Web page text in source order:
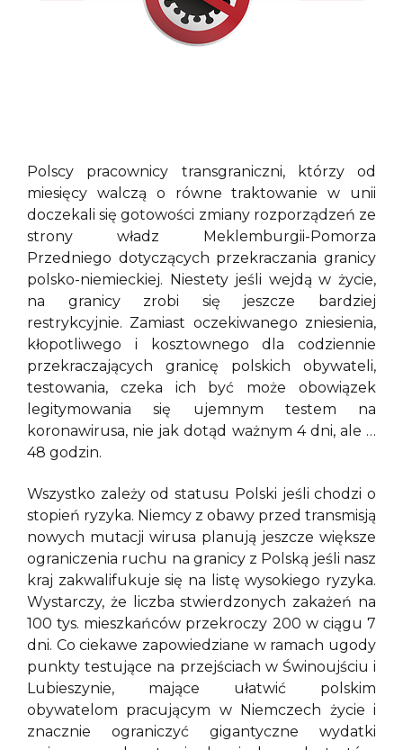
Polscy pracownicy transgraniczni, którzy od
miesięcy walczą o równe traktowanie w unii
doczekali się gotowości zmiany rozporządzeń ze
strony władz Meklemburgii-Pomorza
Przedniego dotyczących przekraczania granicy
polsko-niemieckiej. Niestety jeśli wejdą w życie,
na granicy zrobi się jeszcze bardziej
restrykcyjnie. Zamiast oczekiwanego zniesienia,
kłopotliwego i kosztownego dla codziennie
przekraczających granicę polskich obywateli,
testowania, czeka ich być może obowiązek
legitymowania się ujemnym testem na
koronawirusa, nie jak dotąd ważnym 4 dni, ale …
48 godzin.
Wszystko zależy od statusu Polski jeśli chodzi o
stopień ryzyka. Niemcy z obawy przed transmisją
nowych mutacji wirusa planują jeszcze większe
ograniczenia ruchu na granicy z Polską jeśli nasz
kraj zakwalifukuje się na listę wysokiego ryzyka.
Wystarczy, że liczba stwierdzonych zakażeń na
100 tys. mieszkańców przekroczy 200 w ciągu 7
dni. Co ciekawe zapowiedziane w ramach ugody
punkty testujące na przejściach w Świnoujściu i
Lubieszynie, mające ułatwić polskim
obywatelom pracującym w Niemczech życie i
znacznie ograniczyć gigantyczne wydatki